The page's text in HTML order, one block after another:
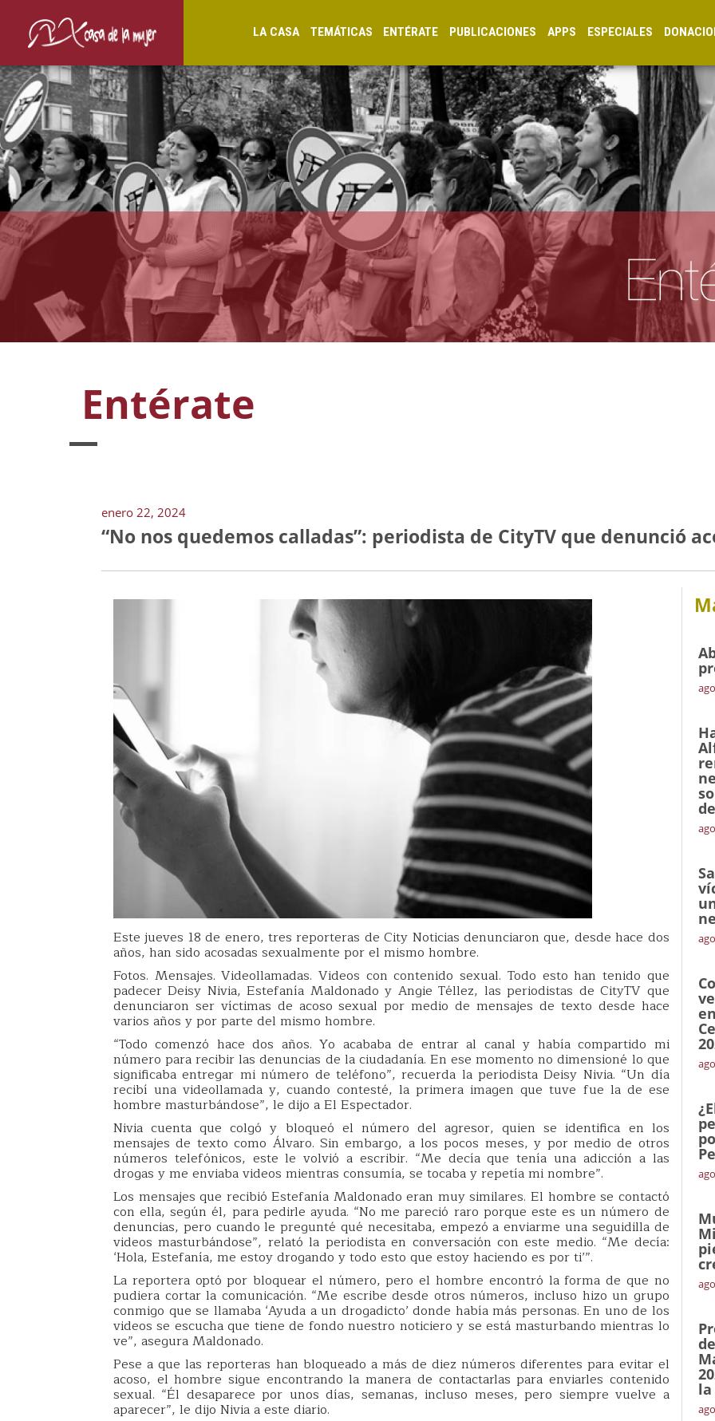
LA CASA TEMÁTICAS ENTÉRATE PUBLICACIONES APPS ESPECIALES
Entérate
enero 22, 2024
“No nos quedemos calladas”: periodista de CityTV que denunció
Este jueves 18 de enero, tres reporteras de City Noticias denunciaron que, desde hace dos
años, han sido acosadas sexualmente por el mismo hombre.
Fotos. Mensajes. Videollamadas. Videos con contenido sexual. Todo esto han tenido que
padecer Deisy Nivia, Estefanía Maldonado y Angie Téllez, las periodistas de CityTV que
denunciaron ser víctimas de acoso sexual por medio de mensajes de texto desde hace
varios años y por parte del mismo hombre.
“Todo comenzó hace dos años. Yo acababa de entrar al canal y había compartido mi
número para recibir las denuncias de la ciudadanía. En ese momento no dimensioné lo que
significaba entregar mi número de teléfono”, recuerda la periodista Deisy Nivia. “Un día
recibí una videollamada y, cuando contesté, la primera imagen que tuve fue la de ese
hombre masturbándose”, le dijo a El Espectador.
Nivia cuenta que colgó y bloqueó el número del agresor, quien se identifica en los
mensajes de texto como Álvaro. Sin embargo, a los pocos meses, y por medio de otros
números telefónicos, este le volvió a escribir. “Me decía que tenía una adicción a las
drogas y me enviaba videos mientras consumía, se tocaba y repetía mi nombre”.
Los mensajes que recibió Estefanía Maldonado eran muy similares. El hombre se contactó
con ella, según él, para pedirle ayuda. “No me pareció raro porque este es un número de
denuncias, pero cuando le pregunté qué necesitaba, empezó a enviarme una seguidilla de
videos masturbándose”, relató la periodista en conversación con este medio. “Me decía:
‘Hola, Estefanía, me estoy drogando y todo esto que estoy haciendo es por ti’”.
La reportera optó por bloquear el número, pero el hombre encontró la forma de que no
pudiera cortar la comunicación. “Me escribe desde otros números, incluso hizo un grupo
conmigo que se llamaba ‘Ayuda a un drogadicto’ donde había más personas. En uno de los
videos se escucha que tiene de fondo nuestro noticiero y se está masturbando mientras lo
ve”, asegura Maldonado.
Pese a que las reporteras han bloqueado a más de diez números diferentes para evitar el
acoso, el hombre sigue encontrando la manera de contactarlas para enviarles contenido
sexual. “Él desaparece por unos días, semanas, incluso meses, pero siempre vuelve a
aparecer”, le dijo Nivia a este diario.
la